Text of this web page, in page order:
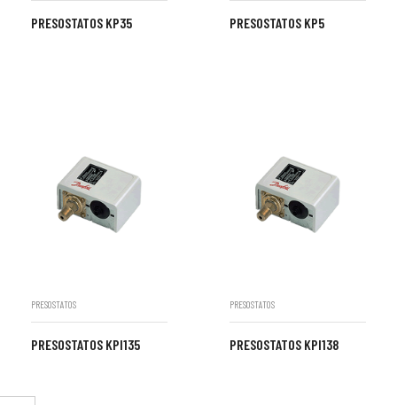
PRESOSTATOS KP35 PRESOSTATOS KP5
PRESOSTATOS
PRESOSTATOS KPI135
PRESOSTATOS
PRESOSTATOS KPI138